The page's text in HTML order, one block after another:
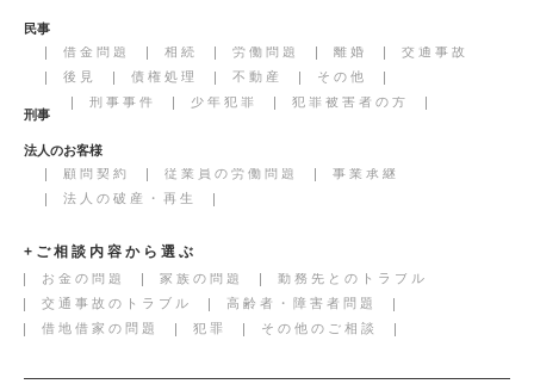
民事
借金問題
相続 労働問題 離婚
交通事故
後見
債権処理 不動産 その他
刑事
刑事事件 少年犯罪 犯罪被害者の方
法人のお客様
顧問契約
従業員の労働問題
事業承継
法人の破産・再生
+ご相談内容から選ぶ
お金の問題 家族の問題
勤務先とのトラブル
交通事故のトラブル
高齢者・障害者問題
借地借家の問題
犯罪 その他のご相談